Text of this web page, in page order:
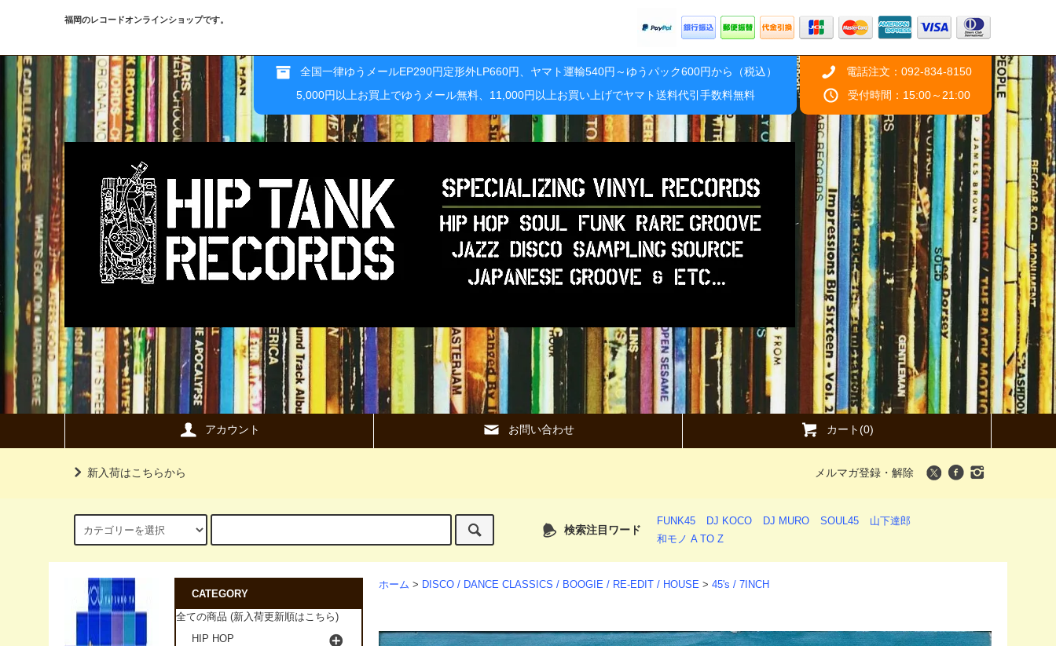
福岡のレコードオンラインショップです。
全国一律ゆうメールEP290円定形外LP660円、ヤマト運輸540円～ゆうパック600円から（税込）
5,000円以上お買上でゆうメール無料、11,000円以上お買い上げでヤマト送料代引手数料無料
電話注文：092-834-8150
受付時間：15:00～21:00
アカウント お問い合わせ カート(0)
新入荷はこちらから メルマガ登録・解除
検索注目ワード
FUNK45 DJ KOCO DJ MURO SOUL45
山下達郎
和モノ A TO Z
ホーム > DISCO / DANCE CLASSICS / BOOGIE / RE-EDIT / HOUSE > 45's / 7INCH
CATEGORY
全ての商品 (新入荷更新順はこちら)
HIP HOP